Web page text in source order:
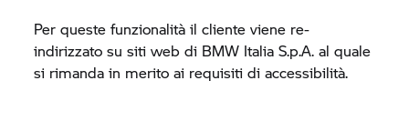
Per queste funzionalità il cliente viene re-
indirizzato su siti web di BMW Italia S.p.A. al quale
si rimanda in merito ai requisiti di accessibilità.